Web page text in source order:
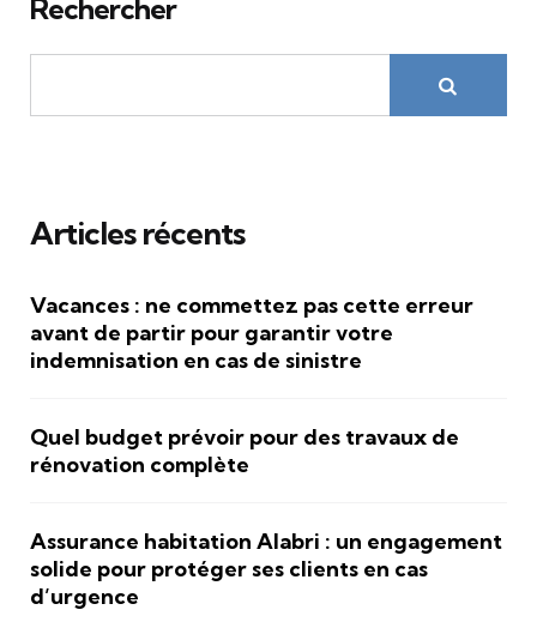
Rechercher
Articles récents
Vacances : ne commettez pas cette erreur
avant de partir pour garantir votre
indemnisation en cas de sinistre
Quel budget prévoir pour des travaux de
rénovation complète
Assurance habitation Alabri : un engagement
solide pour protéger ses clients en cas
d’urgence